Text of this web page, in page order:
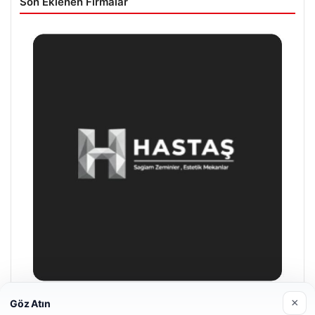
Güncel
Psikolojiye Göre Sürekli Teşekkür Eden Kişilerin Önemli
Ortak Noktası
Bursa Orhangazi’de Bir Tamirhane Yanarak Kor Oldu
Göz Atın ×